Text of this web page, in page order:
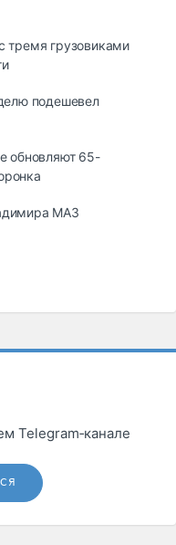
тремя грузовиками
подешевел
обновляют 65-
МАЗ
Telegram‑канале